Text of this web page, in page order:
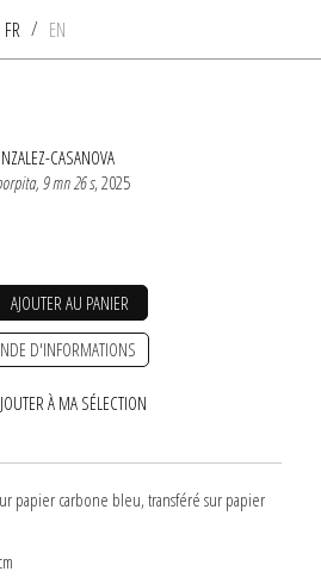
FR / EN
CASANOVA
9 mn 26 s, 2025
AJOUTER AU PANIER
D'INFORMATIONS
À MA SÉLECTION
papier carbone bleu, transféré sur papier